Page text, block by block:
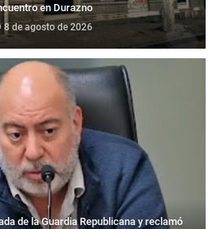
en Durazno
8 de agosto de 2026
de la Guardia Republicana y reclamó